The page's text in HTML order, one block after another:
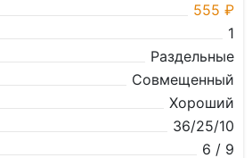
555 ₽
1
Раздельные
Совмещенный
Хороший
36/25/10
6 / 9